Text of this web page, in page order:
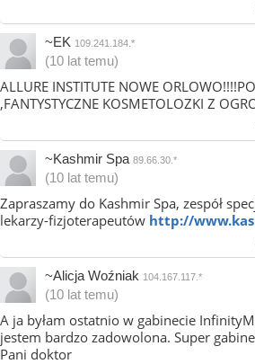
~EK 109.241.184.*
(10 lat temu)
ALLURE INSTITUTE NOWE
,FANTYSTYCZNE KOSMETOLOZKI Z
~Kashmir Spa 89.66.30.*
(10 lat temu)
Zapraszamy do Kashmir Spa, zespół
lekarzy-fizjoterapeutów http://
~Alicja Woźniak 104.167.117.*
(10 lat temu)
A ja byłam ostatnio w gabinecie
jestem bardzo zadowolona. Super
Pani doktor